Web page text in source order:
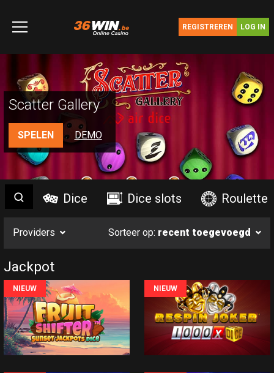
inhoud
REGISTREREN LOG IN
Online Casino Jackpot
Scatter Gallery
SPELEN DEMO
Zoekterm
{$LBLSHOWSEARCH}
Dice Dice slots Roulette
Providers Sorteer op: recent toegevoegd
Jackpot
NIEUW NIEUW